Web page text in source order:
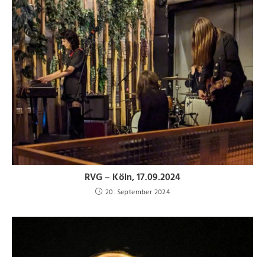
RVG – Köln, 17.09.2024
20. September 2024